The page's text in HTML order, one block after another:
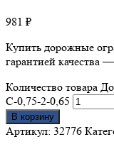
981 ₽
Купить дорожные
гарантией качества
Количество товара
С-0,75-2-0,65
В корзину
Артикул: 32776